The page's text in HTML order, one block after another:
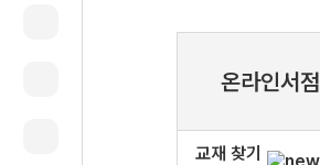
온라인서점
교재 찾기